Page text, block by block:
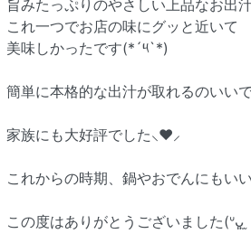
旨みたっぷりのやさしい上品なお出
これ一つでお店の味にグッと近いて
美味しかったです(*´༥`*)
簡単に本格的な出汁が取れるのいい
家族にも大好評でした⸜❤︎⸝‍
これからの時期、鍋やおでんにもい
この度はありがとうございました(ᐡᴗ͈